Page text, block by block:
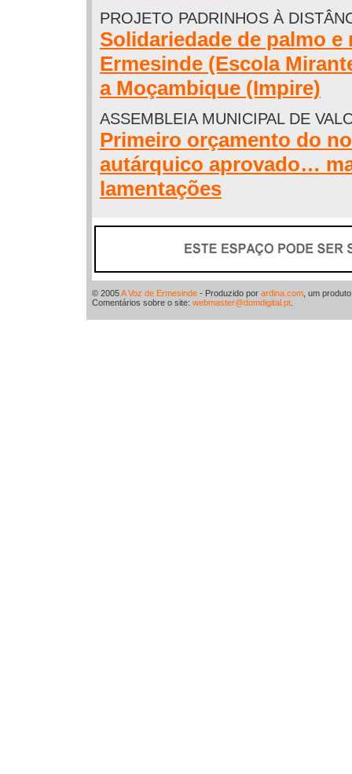
PROJETO PADRINHOS À
Solidariedade de palmo e
Ermesinde (Escola
a Moçambique (Impire)
ASSEMBLEIA MUNICIPAL DE
Primeiro orçamento do
autárquico aprovado…
lamentações
© 2005A Voz de Ermesinde - Produzido por ardina.com , um
Comentários sobre o site: webmaster@domdigital.pt